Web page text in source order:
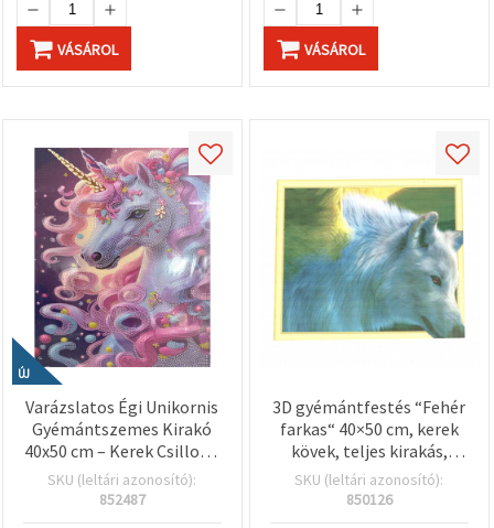
VÁSÁROL VÁSÁROL
ÚJ
Varázslatos Égi Unikornis
Gyémántszemes Kirakó
40x50 cm – Kerek Csillogó
Gyémántszemek, Teljes
Kirakás (Full Drill),
SKU (leltári azonosító):
852487
3D gyémántfestés “Fehér
farkas“ 40×50 cm, kerek
kövek, teljes kirakás,
kerettel, kristálymozaik
LT0338
SKU (leltári azonosító):
850126